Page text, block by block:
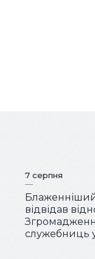
7 серпня
відвідав
служебниць